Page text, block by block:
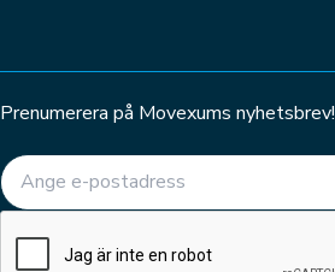
Prenumerera på Movexums nyhetsbrev!
E-post (Required)